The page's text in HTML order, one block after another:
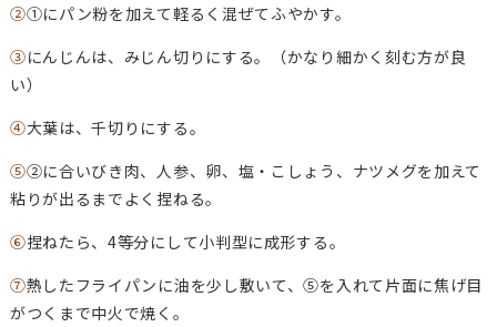
②①にパン粉を加えて軽るく混ぜてふやかす。
③にんじんは、みじん切りにする。（かなり細かく刻む方が良
い）
④大葉は、千切りにする。
⑤②に合いびき肉、人参、卵、塩・こしょう、ナツメグを加えて
粘りが出るまでよく捏ねる。
⑥捏ねたら、4等分にして小判型に成形する。
⑦熱したフライパンに油を少し敷いて、⑤を入れて片面に焦げ目
がつくまで中火で焼く。